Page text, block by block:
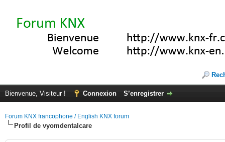
Bienvenue, Visiteur ! Connexion S’enregistrer
Forum KNX francophone / English KNX forum
Profil de vyomdentalcare